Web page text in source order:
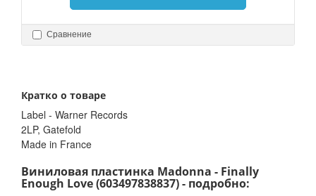
Сравнение
Кратко о товаре
Label - Warner Records
2LP, Gatefold
Made in France
Виниловая пластинка Madonna - Finally
Enough Love (603497838837) - подробно: